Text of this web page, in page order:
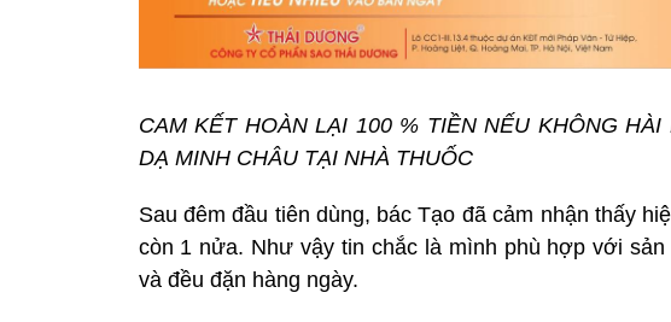
CAM KẾT HOÀN LẠI 100 % TIỀN NẾU KHÔNG
DẠ MINH CHÂU TẠI NHÀ THUỐC
Sau đêm đầu tiên dùng, bác Tạo đã cảm nhận thấy
còn 1 nửa. Như vậy tin chắc là mình phù hợp với
và đều đặn hàng ngày.